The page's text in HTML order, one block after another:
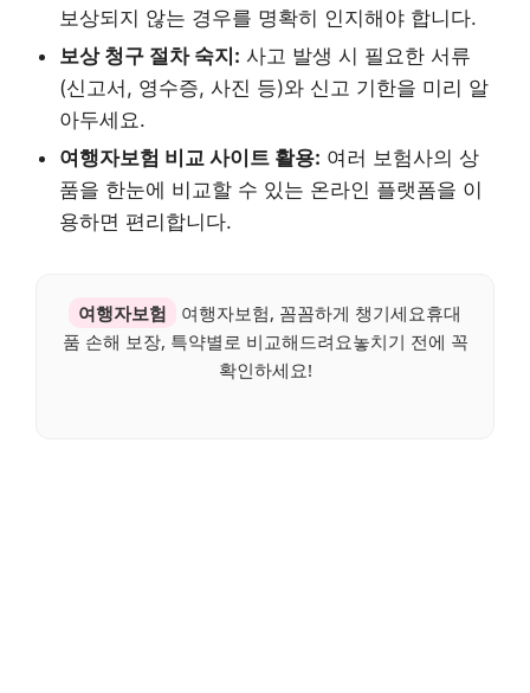
보상되지 않는 경우를 명확히 인지해야 합니다.
보상 청구 절차 숙지: 사고 발생 시 필요한 서류
(신고서, 영수증, 사진 등)와 신고 기한을 미리 알
아두세요.
여행자보험 비교 사이트 활용: 여러 보험사의 상
품을 한눈에 비교할 수 있는 온라인 플랫폼을 이
용하면 편리합니다.
여행자보험
여행자보험, 꼼꼼하게 챙기세요휴대
품 손해 보장, 특약별로 비교해드려요놓치기 전에 꼭
확인하세요!